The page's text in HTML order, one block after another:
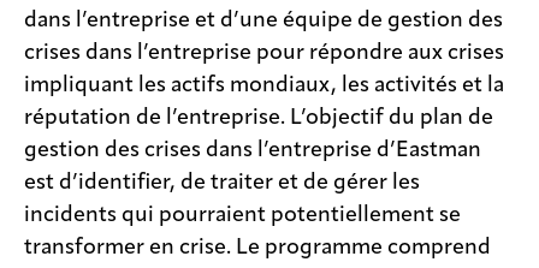
Confidentialité
Concertation
Recherche
de FDS
Responsabilité de la
chaîne
d’approvisionnement
dans l’entreprise et d’une équipe de gestion des
crises dans l’entreprise pour répondre aux crises
impliquant les actifs mondiaux, les activités et la
réputation de l’entreprise. L’objectif du plan de
gestion des crises dans l’entreprise d’Eastman
est d’identifier, de traiter et de gérer les
incidents qui pourraient potentiellement se
transformer en crise. Le programme comprend